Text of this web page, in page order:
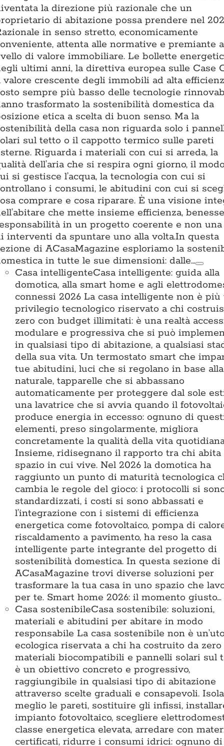
la direzione più razionale che un
di abitazione possa prendere nel
in senso stretto, economicamente
attenta alle normative e premiante a
di valore immobiliare. Le bollette
ultimi anni, la direttiva europea sulle Case
valore crescente degli immobili ad alta
sempre più basso delle tecnologie
trasformato la sostenibilità domestica da
etica a scelta di buon senso. Ma la
della casa non riguarda solo i
sul tetto o il cappotto termico sulle pareti
Riguarda i materiali con cui si arreda, la
dell’aria che si respira ogni giorno, il
si gestisce l’acqua, la tecnologia con cui si
i consumi, le abitudini con cui si
comprare e cosa riparare. È una visione
che mette insieme efficienza,
in un progetto coerente e non
interventi da spuntare uno alla volta.In questa
di ACasaMagazine esploriamo la
in tutte le sue dimensioni: dalle…
Casa intelligenteCasa intelligente: guida alla
domotica, alla smart home e agli
connessi 2026 La casa intelligente non è più
privilegio tecnologico riservato a chi
zero con budget illimitati: è una realtà
modulare e progressiva che si può
in qualsiasi tipo di abitazione, a qualsiasi
della sua vita. Un termostato smart che
tue abitudini, luci che si regolano in base
naturale, tapparelle che si abbassano
automaticamente per proteggere dal sole
una lavatrice che si avvia quando il
produce energia in eccesso: ognuno di
elementi, preso singolarmente, migliora
concretamente la qualità della vita
Insieme, ridisegnano il rapporto tra chi abita
spazio in cui vive. Nel 2026 la domotica ha
raggiunto un punto di maturità tecnologica
cambia le regole del gioco: i protocolli si
standardizzati, i costi si sono abbassati e
l’integrazione con i sistemi di efficienza
energetica come fotovoltaico, pompa di
riscaldamento a pavimento, ha reso la casa
intelligente parte integrante del progetto di
sostenibilità domestica. In questa sezione di
ACasaMagazine trovi diverse soluzioni per
trasformare la tua casa in uno spazio che
per te. Smart home 2026: il momento giusto…
Casa sostenibileCasa sostenibile: soluzioni,
materiali e abitudini per abitare in modo
responsabile La casa sostenibile non è
ecologica riservata a chi ha costruito da zero
materiali biocompatibili e pannelli solari sul
è un obiettivo concreto e progressivo,
raggiungibile in qualsiasi tipo di abitazione
attraverso scelte graduali e consapevoli.
meglio le pareti, sostituire gli infissi,
impianto fotovoltaico, scegliere
classe energetica elevata, arredare con
certificati, ridurre i consumi idrici: ognuno di